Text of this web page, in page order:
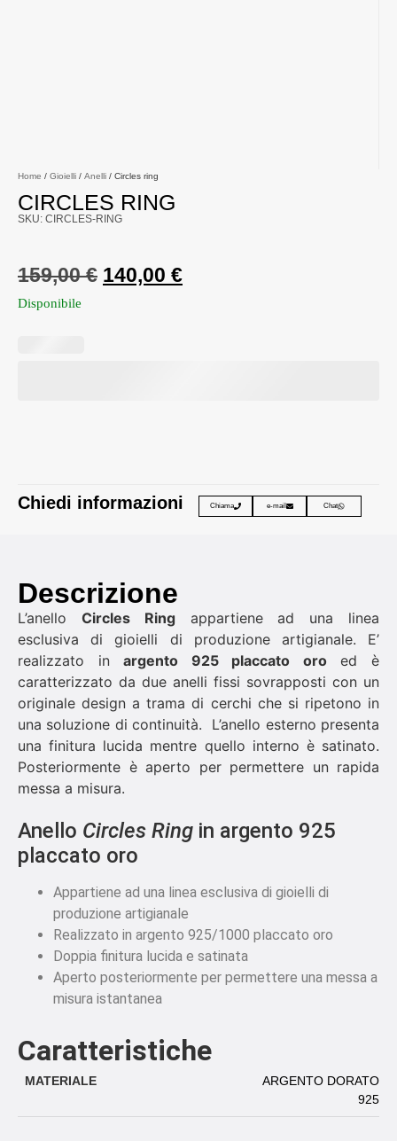
Home / Gioielli / Anelli / Circles ring
CIRCLES RING
SKU: CIRCLES-RING
159,00€ 140,00 €
Disponibile
Chiedi informazioni Chiama e-mail Chat
Descrizione
L’anello Circles Ringappartiene ad una linea
esclusiva di gioielli di produzione artigianale. E’
realizzato inargento 925 placcato oroed è
caratterizzato da due anelli fissi sovrapposti con un
originale design a trama di cerchi che si ripetono in
una soluzione di continuità. L’anello esterno presenta
una finitura lucida mentre quello interno è satinato.
Posteriormente è aperto per permettere un rapida
messa a misura.
Anello Circles Ring in argento 925
placcato oro
Appartiene ad una linea esclusiva di gioielli di
produzione artigianale
Realizzato in argento 925/1000 placcato oro
Doppia finitura lucida e satinata
Aperto posteriormente per permettere una messa a
misura istantanea
Caratteristiche
MATERIALE
ARGENTO DORATO
925